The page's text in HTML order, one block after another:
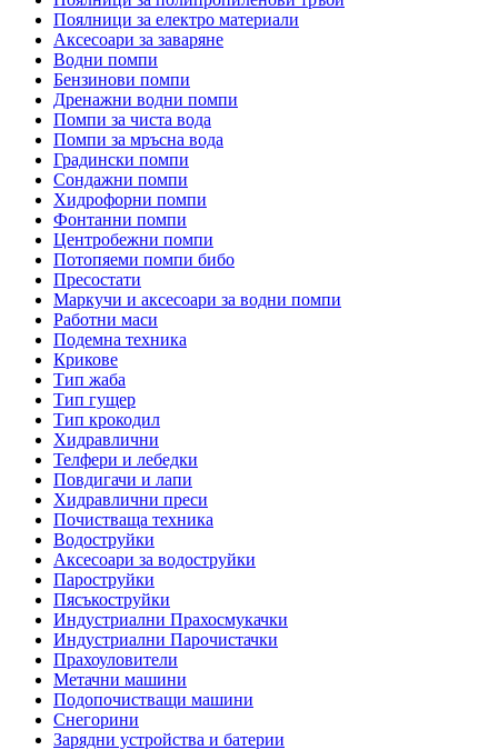
Поялници за електро материали
Аксесоари за заваряне
Водни помпи
Бензинови помпи
Дренажни водни помпи
Помпи за чиста вода
Помпи за мръсна вода
Градински помпи
Сондажни помпи
Хидрофорни помпи
Фонтанни помпи
Центробежни помпи
Потопяеми помпи бибо
Пресостати
Маркучи и аксесоари за водни помпи
Работни маси
Подемна техника
Крикове
Тип жаба
Тип гущер
Тип крокодил
Хидравлични
Телфери и лебедки
Повдигачи и лапи
Хидравлични преси
Почистваща техника
Водоструйки
Аксесоари за водоструйки
Пароструйки
Пясъкоструйки
Индустриални Прахосмукачки
Индустриални Парочистачки
Прахоуловители
Метачни машини
Подопочистващи машини
Снегорини
Зарядни устройства и батерии